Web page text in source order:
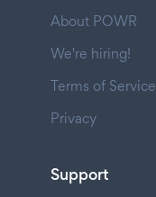
About POWR
We're hiring!
Terms of Service
Privacy
Support